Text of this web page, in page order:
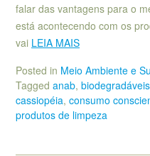
falar das vantagens para o
está acontecendo com os
vai LEIA MAIS
Posted in Meio Ambiente e
Tagged anab, biodegradáveis
cassiopéia, consumo
produtos de limpeza